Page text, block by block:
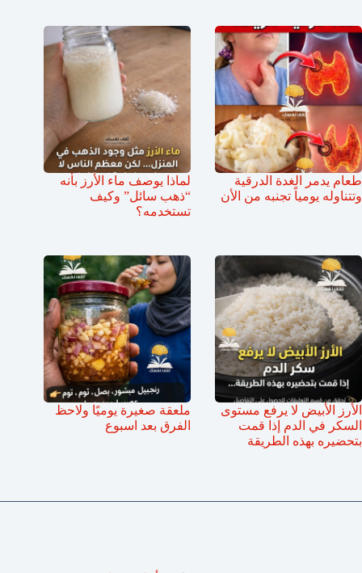
طعام يدمر الغدة الدرقية
وتتناوله يومياً تجنبه من الأن
لماذا يوصف ماء الأرز بأنه
“ذهب سائل” وكيف
تستخدمه؟
الأرز الأبيض لا يرفع مستوى
السكر في الدم إذا قمت
بتحضيره بهذه الطريقة
ملعقة صغيرة يوميًا ولاحظ
الفرق بعد اسبوع